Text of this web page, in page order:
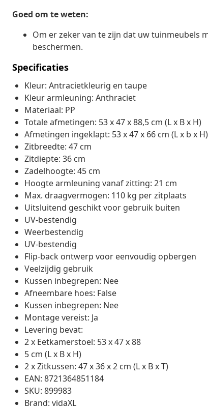
Goed om te weten:
Om er zeker van te zijn dat uw tuinmeubels
beschermen.
Specificaties
Kleur: Antracietkleurig en taupe
Kleur armleuning: Anthraciet
Materiaal: PP
Totale afmetingen: 53 x 47 x 88,5 cm (L x B x H)
Afmetingen ingeklapt: 53 x 47 x 66 cm (L x b x H)
Zitbreedte: 47 cm
Zitdiepte: 36 cm
Zadelhoogte: 45 cm
Hoogte armleuning vanaf zitting: 21 cm
Max. draagvermogen: 110 kg per zitplaats
Uitsluitend geschikt voor gebruik buiten
UV-bestendig
Weerbestendig
UV-bestendig
Flip-back ontwerp voor eenvoudig opbergen
Veelzijdig gebruik
Kussen inbegrepen: Nee
Afneembare hoes: False
Kussen inbegrepen: Nee
Montage vereist: Ja
Levering bevat:
2 x Eetkamerstoel: 53 x 47 x 88
5 cm (L x B x H)
2 x Zitkussen: 47 x 36 x 2 cm (L x B x T)
EAN: 8721364851184
SKU: 899983
Brand: vidaXL